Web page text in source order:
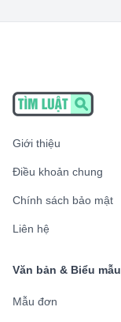
Giới thiệu
Điều khoản chung
Chính sách bảo mật
Liên hệ
Văn bản & Biểu mẫu
Mẫu đơn